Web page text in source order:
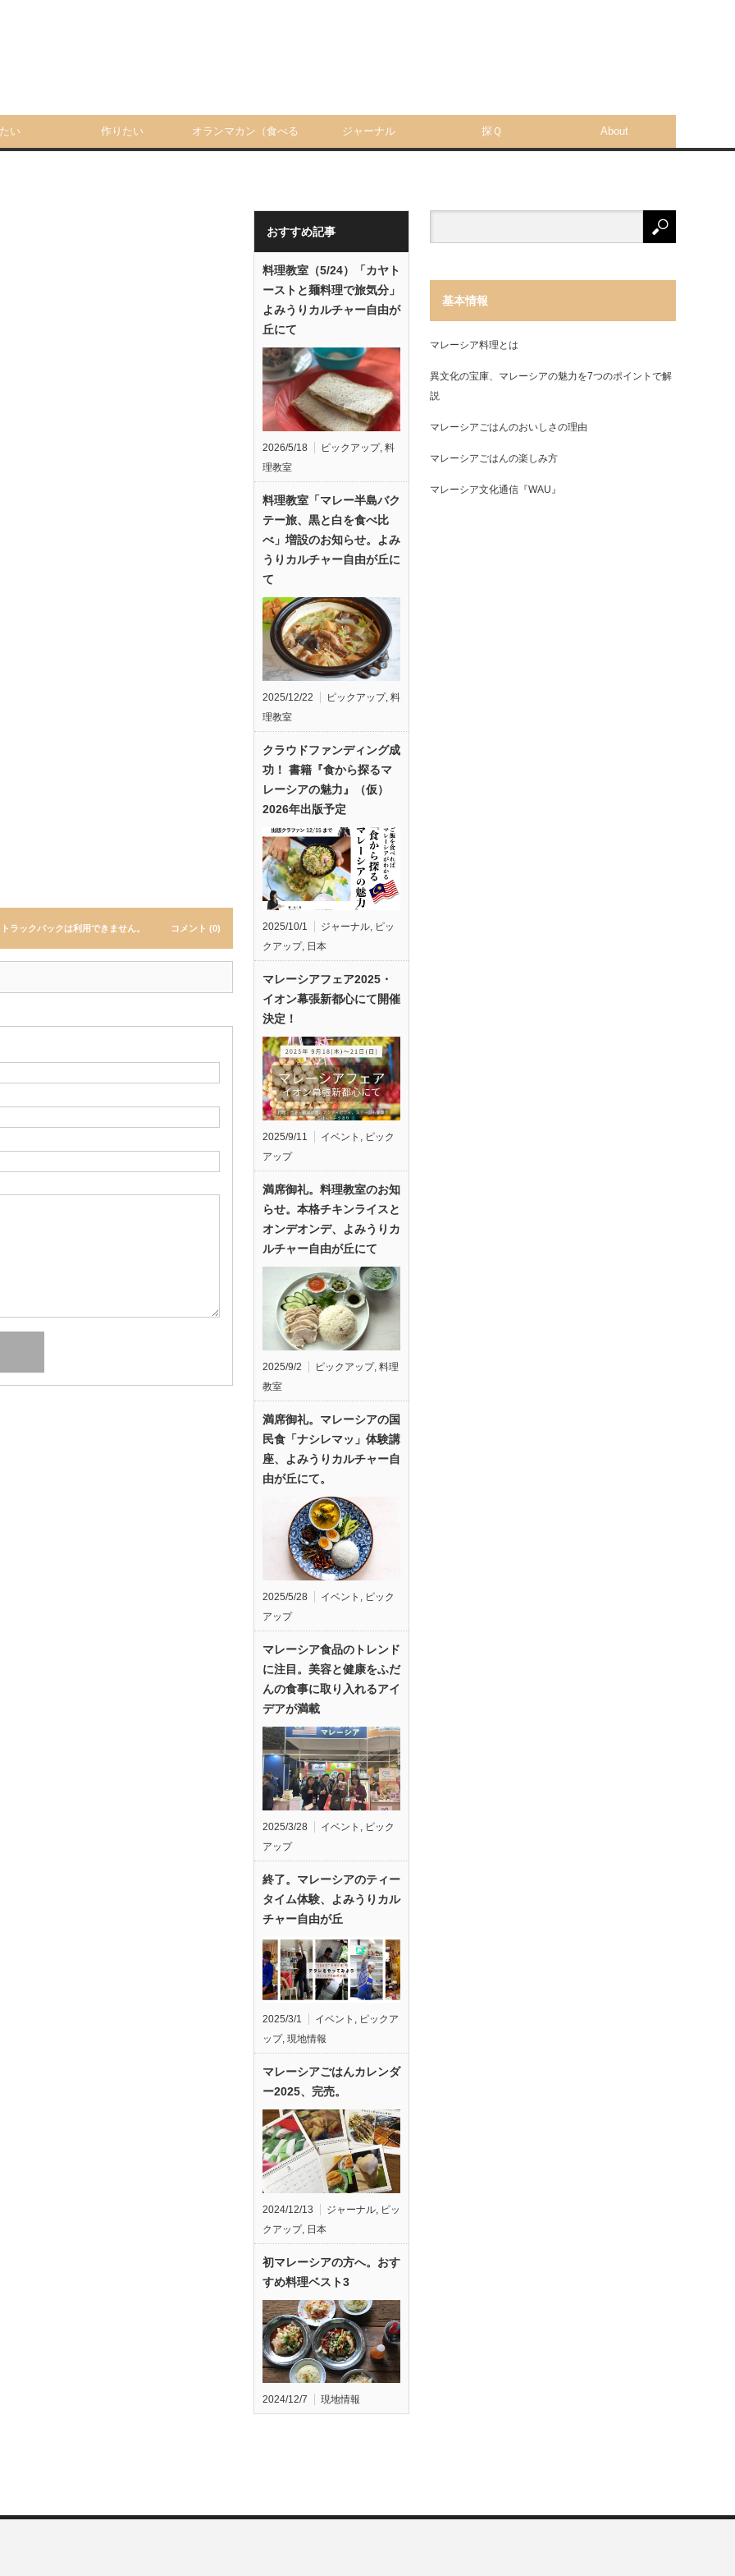
い 作りたい オランマカン（食べる ジャーナル 探Ｑ About
トラックバックは利用できません。 コメント (0)
おすすめ記事
料理教室（5/24）「カヤト
ーストと麺料理で旅気分」
よみうりカルチャー自由が
丘にて
2026/5/18 ピックアップ, 料
理教室
料理教室「マレー半島バク
テー旅、黒と白を食べ比
べ」増設のお知らせ。よみ
うりカルチャー自由が丘に
て
2025/12/22 ピックアップ, 料
理教室
クラウドファンディング成
功！ 書籍『食から探るマ
レーシアの魅力』（仮）
2026年出版予定
2025/10/1 ジャーナル, ピッ
クアップ, 日本
マレーシアフェア2025・
イオン幕張新都心にて開催
決定！
2025/9/11 イベント , ピック
アップ
満席御礼。料理教室のお知
らせ。本格チキンライスと
オンデオンデ、よみうりカ
ルチャー自由が丘にて
2025/9/2 ピックアップ, 料理
教室
満席御礼。マレーシアの国
民食「ナシレマッ」体験講
座、よみうりカルチャー自
由が丘にて。
2025/5/28 イベント , ピック
アップ
マレーシア食品のトレンド
に注目。美容と健康をふだ
んの食事に取り入れるアイ
デアが満載
2025/3/28 イベント
ピック
アップ
終了。マレーシアのティー
タイム体験、よみうりカル
チャー自由が丘
2025/3/1 イベント , ピックア
ップ, 現地情報
マレーシアごはんカレンダ
ー2025、完売。
2024/12/13 ジャーナル ピッ
クアップ, 日本
初マレーシアの方へ。おす
すめ料理ベスト3
2024/12/7 現地情報
基本情報
マレーシア料理とは
異文化の宝庫、マレーシアの魅力を7つのポイントで解
説
マレーシアごはんのおいしさの理由
マレーシアごはんの楽しみ方
マレーシア文化通信『WAU』